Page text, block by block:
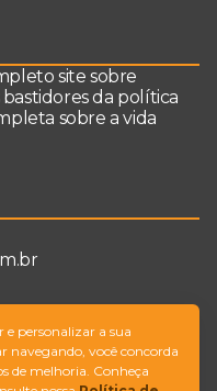
site sobre
da política
sobre a vida
personalizar a sua
navegando, você concorda
de melhoria. Conheça